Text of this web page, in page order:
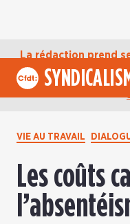
La rédaction prend
jusqu’au mardi
l’actualité de la
VIE AU TRAVAIL
Les coûts